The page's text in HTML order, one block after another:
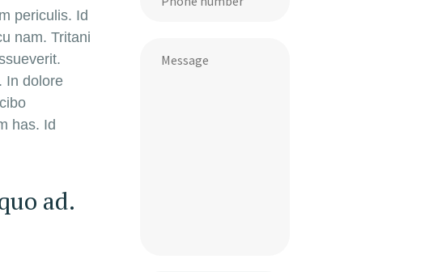
periculis. Id
nam. Tritani
In dolore
has. Id
ad.